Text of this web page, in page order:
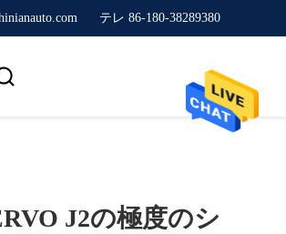
テレ 86-180-38289380
J2の極度のシ